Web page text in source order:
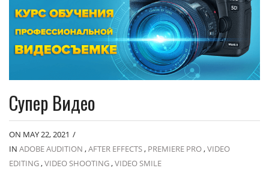
Супер Видео
ON MAY 22, 2021 /
IN ADOBE AUDITION ,AFTER EFFECTS, PREMIERE PRO,VIDEO
EDITING,VIDEO SHOOTING,VIDEO SMILE